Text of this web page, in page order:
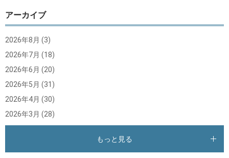
アーカイブ
2026年8月 (3)
2026年7月 (18)
2026年6月 (20)
2026年5月 (31)
2026年4月 (30)
2026年3月 (28)
もっと見る